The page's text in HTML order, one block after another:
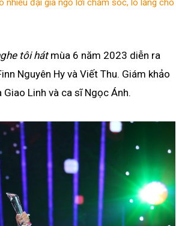
nhiều đại gia ngỏ lời chăm sóc, lo lắng cho
tôi hátmùa 6 năm 2023 diễn ra
Nguyên Hy và Viết Thu. Giám khảo
Linh và ca sĩ Ngọc Ánh.